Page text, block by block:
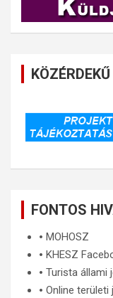
FONTOS
🞄 MOHOSZ
🞄 KHESZ
🞄 Turista állami
🞄 Online területi